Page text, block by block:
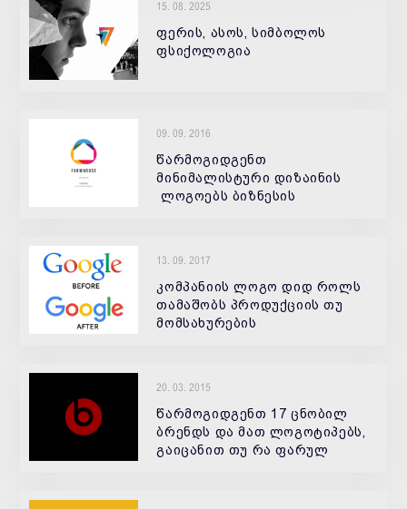
15. 08. 2025
ფერის, ასოს, სიმბოლოს
ფსიქოლოგია
09. 09. 2016
წარმოგიდგენთ
მინიმალისტური დიზაინის
ლოგოებს ბიზნესის
13. 09. 2017
კომპანიის ლოგო დიდ როლს
თამაშობს პროდუქციის თუ
მომსახურების
ნიშნებია, მისი იდეოლოგია,
კლიენტებთან და
პარტნიორებთან
20. 03. 2015
წარმოგიდგენთ 17 ცნობილ
ბრენდს და მათ ლოგოტიპებს,
გაიცანით თუ რა ფარულ